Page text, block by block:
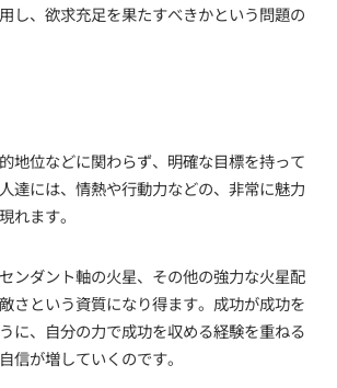
し、欲求充足を果たすべきかという問題の
地位などに関わらず、明確な目標を持って
達には、情熱や行動力などの、非常に魅力
れます。
ンダント軸の火星、その他の強力な火星配
さという資質になり得ます。成功が成功を
に、自分の力で成功を収める経験を重ねる
信が増していくのです。